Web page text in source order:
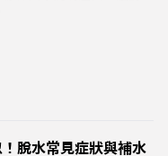
脫水常見症狀與補水